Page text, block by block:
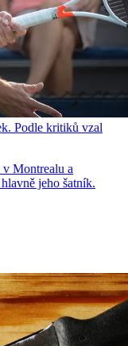
Podle kritiků vzal
Montrealu a
jeho šatník.